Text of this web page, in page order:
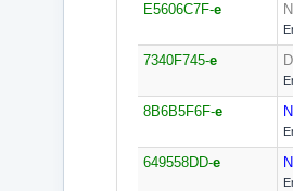
E5606C7F-e
7340F745-e
8B6B5F6F-e
649558DD-e